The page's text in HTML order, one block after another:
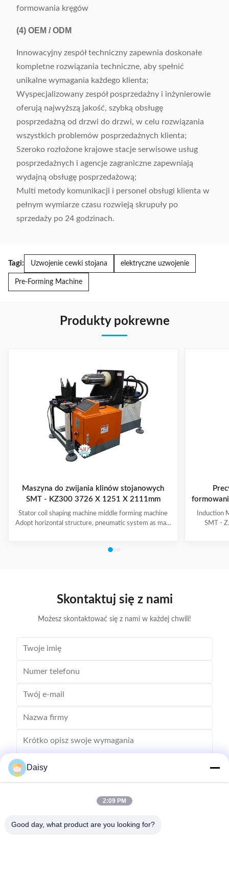
formowania kręgów
(4) OEM / ODM
Innowacyjny zespół techniczny zapewnia doskonałe
kompletne rozwiązania techniczne, aby spełnić
unikalne wymagania każdego klienta;
Wyspecjalizowany zespół posprzedażny i inżynierowie
oferują najwyższą jakość, szybką obsługę
posprzedażną od drzwi do drzwi, w celu rozwiązania
wszystkich problemów posprzedażnych klienta;
Szeroko rozłożone krajowe stacje serwisowe usług
posprzedażnych i agencje zagraniczne zapewniają
wydajną obsługę posprzedażową;
Multi metody komunikacji i personel obsługi klienta w
pełnym wymiarze czasu rozwieją skrupuły po
sprzedaży po 24 godzinach.
Tagi: Uzwojenie cewki stojana elektryczne uzwojenie
Pre-Forming Machine
Produkty pokrewne
Maszyna do zwijania klinów stojanowych
SMT - KZ300 3726 X 1251 X 2111mm
Stator coil shaping machine middle forming machine
Adopt horizontal structure, pneumatic system as main
expanding blades is synchronous, no need two times
after expending. (1)
Induction
SMT -
Skontaktuj się z nami
Możesz skontaktować się z nami w każdej chwili!
Wysłać
Daisy
2:09 PM
Good day, what product are you looking for?